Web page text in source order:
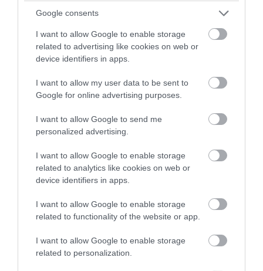
Google consents
I want to allow Google to enable storage
related to advertising like cookies on web or
device identifiers in apps.
I want to allow my user data to be sent to
Google for online advertising purposes.
I want to allow Google to send me
personalized advertising.
I want to allow Google to enable storage
related to analytics like cookies on web or
device identifiers in apps.
I want to allow Google to enable storage
related to functionality of the website or app.
I want to allow Google to enable storage
related to personalization.
PRONEWS.GR /ΠΑΡΑΣΚΗΝΙΟ
Δ.Γιαννακόπουλος: «Πριν δέκα χρόνια
πήγαινες στο ΣΕΦ και άκουγες οφσάιντ –
Έμαθαν ότι η μπάλα είναι πορτοκαλί»